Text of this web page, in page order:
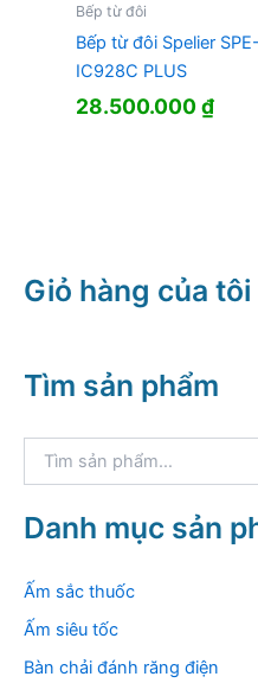
Bếp từ đôi
Bếp từ đôi Spelier SPE-
IC928C PLUS
28.500.000₫
Giỏ hàng của tôi
Tìm sản phẩm
k
i
m
Danh mục sản
Ấm sắc thuốc
Ấm siêu tốc
Bàn chải đánh răng điện